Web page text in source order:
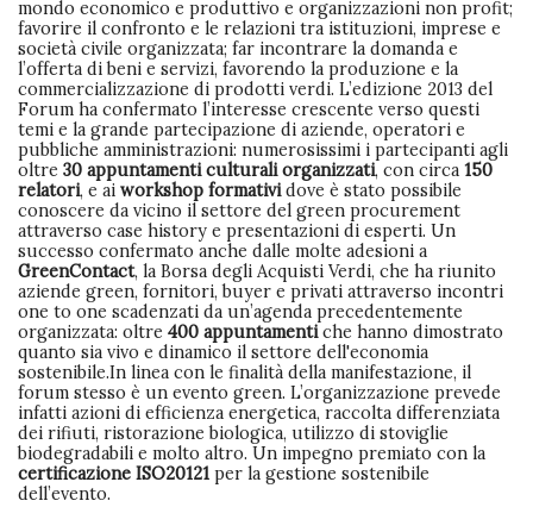
mondo economico e produttivo e organizzazioni non profit;
favorire il confronto e le relazioni tra istituzioni, imprese e
società civile organizzata; far incontrare la domanda e
l’offerta di beni e servizi, favorendo la produzione e la
commercializzazione di prodotti verdi. L’edizione 2013 del
Forum ha confermato l’interesse crescente verso questi
temi e la grande partecipazione di aziende, operatori e
pubbliche amministrazioni: numerosissimi i partecipanti agli
oltre 30 appuntamenti culturali organizzati, con circa 150
relatori, e ai workshop formatividove è stato possibile
conoscere da vicino il settore del green procurement
attraverso case history e presentazioni di esperti. Un
successo confermato anche dalle molte adesioni a
GreenContact, la Borsa degli Acquisti Verdi, che ha riunito
aziende green, fornitori, buyer e privati attraverso incontri
one to one scadenzati da un’agenda precedentemente
organizzata: oltre 400 appuntamentiche hanno dimostrato
quanto sia vivo e dinamico il settore dell'economia
sostenibile.In linea con le finalità della manifestazione, il
forum stesso è un evento green. L’organizzazione prevede
infatti azioni di efficienza energetica, raccolta differenziata
dei rifiuti, ristorazione biologica, utilizzo di stoviglie
biodegradabili e molto altro. Un impegno premiato con la
certificazione ISO20121 per la gestione sostenibile
dell’evento.